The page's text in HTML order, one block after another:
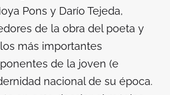
Pons y Darío Tejeda,
de la obra del poeta y
más importantes
de la joven (e
nacional de su época.